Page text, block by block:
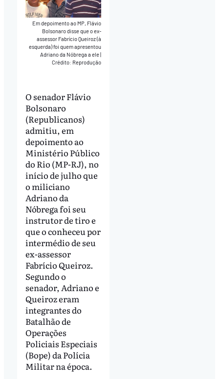
Em depoimento ao MP, Flávio
Bolsonaro disse que o ex-
assessor Fabrício Queiroz (à
esquerda) foi quem apresentou
Adriano da Nóbrega a ele|
Crédito: Reprodução
O senador Flávio
Bolsonaro
(Republicanos)
admitiu, em
depoimento ao
Ministério Público
do Rio (MP-RJ), no
início de julho que
o miliciano
Adriano da
Nóbrega foi seu
instrutor de tiro e
que o conheceu por
intermédio de seu
ex-assessor
Fabrício Queiroz.
Segundo o
senador, Adriano e
Queiroz eram
integrantes do
Batalhão de
Operações
Policiais Especiais
(Bope) da Polícia
Militar na época.